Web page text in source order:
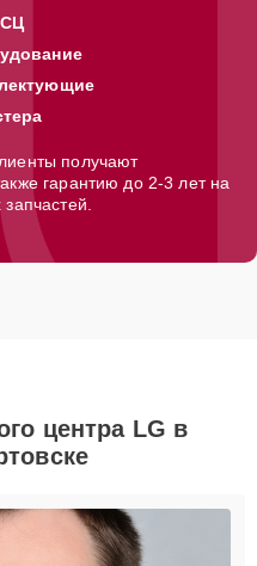
получают
гарантию до 2-3 лет на
центра LG в